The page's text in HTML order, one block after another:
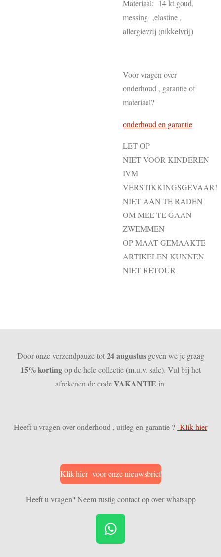
Materiaal: 14 kt goud,
messing ,elastine ,
allergievrij (nikkelvrij)
Voor vragen over
onderhoud , garantie of
materiaal?
onderhoud en garantie
LET OP
NIET VOOR KINDEREN
IVM
VERSTIKKINGSGEVAAR!
NIET AAN TE RADEN
OM MEE TE GAAN
ZWEMMEN
OP MAAT GEMAAKTE
ARTIKELEN KUNNEN
NIET RETOUR
Door onze verzendpauze tot 24 augustusgeven we je graag
15% kortingop de hele collectie (m.u.v. sale). Vul bij het
afrekenen de codeVAKANTIE in.
Heeft u vragen over onderhoud , uitleg en garantie ? Klik hier
Klik hier voor onze nieuwsbrief
Heeft u vragen? Neem rustig contact op over whatsapp
W
h